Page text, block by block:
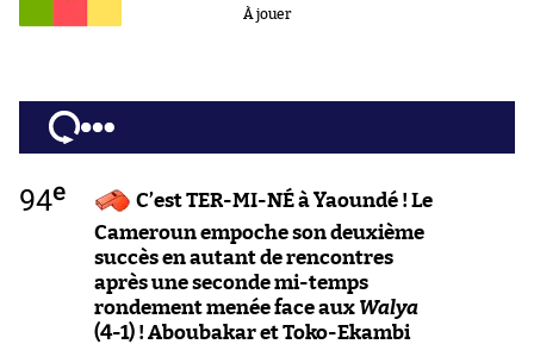
À jouer
94e
C’est TER-MI-NÉ à Yaoundé ! Le
Cameroun empoche son deuxième
succès en autant de rencontres
après une seconde mi-temps
rondement menée face aux Walya
(4-1) ! Aboubakar et Toko-Ekambi